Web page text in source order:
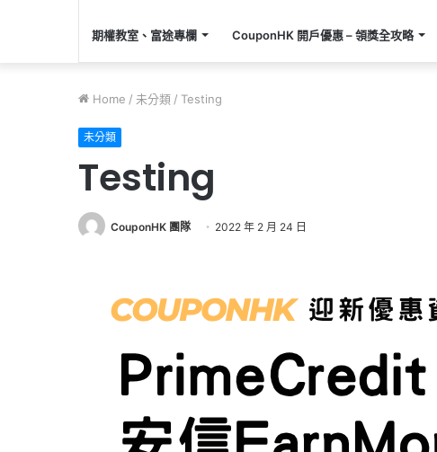
期權教室、富途專欄 CouponHK 開戶優惠 – 領獎全攻略
Home / 未分類 / Testing
未分類
Testing
CouponHK 團隊 2022 年 2 月 24 日